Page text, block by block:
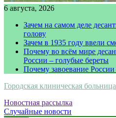
6 августа, 2026
Зачем на самом деле
голову
Зачем в 1935 году ввели
Почему во всём мире
России – голубые береты
Почему завоевание
Городская клиническая больница
Новостная рассылка
Случайные новости